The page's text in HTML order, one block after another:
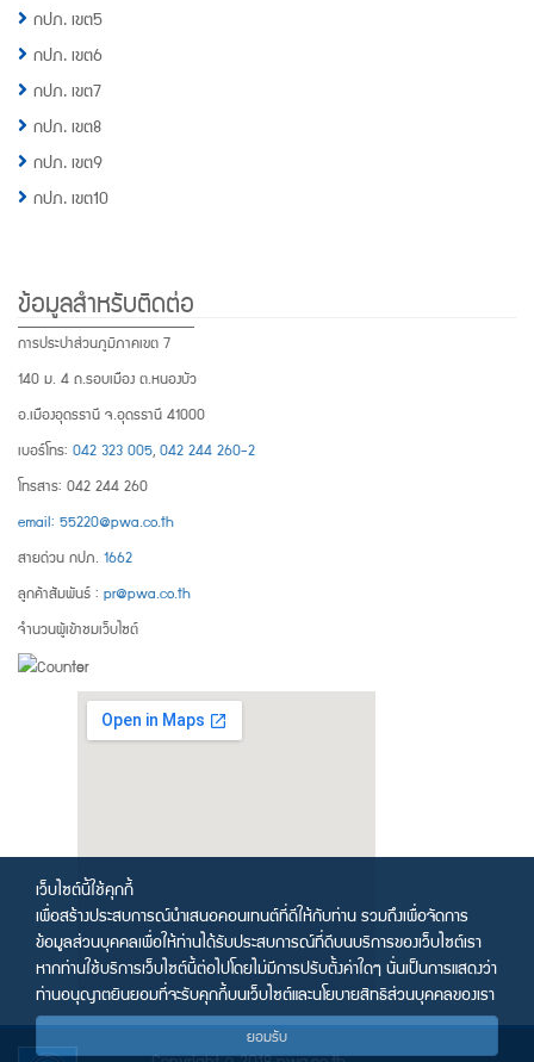
กปภ. เขต5
กปภ. เขต6
กปภ. เขต7
กปภ. เขต8
กปภ. เขต9
กปภ. เขต10
ข้อมูลสำหรับติดต่อ
การประปาส่วนภูมิภาคเขต 7
140 ม. 4 ถ.รอบเมือง ต.หนองบัว
อ.เมืองอุดรธานี จ.อุดรธานี 41000
เบอร์โทร: 042 323 005,042 244 260-2
โทรสาร: 042 244 260
email: 55220@pwa.co.th
สายด่วน กปภ. 1662
ลูกค้าสัมพันธ์ : pr@pwa.co.th
จำนวนผู้เข้าชมเว็บไซต์
เว็บไซต์นี้ใช้คุกกี้
เพื่อสร้างประสบการณ์นำเสนอคอนเทนต์ที่ดีให้กับท่าน รวมถึงเพื่อจัดการ
ข้อมูลส่วนบุคคลเพื่อให้ท่านได้รับประสบการณ์ที่ดีบนบริการของเว็บไซต์เรา
หากท่านใช้บริการเว็บไซต์นี้ต่อไปโดยไม่มีการปรับตั้งค่าใดๆ นั่นเป็นการแสดงว่า
ท่านอนุญาตยินยอมที่จะรับคุกกี้บนเว็บไซต์และนโยบายสิทธิส่วนบุคคลของเรา
ยอมรับ